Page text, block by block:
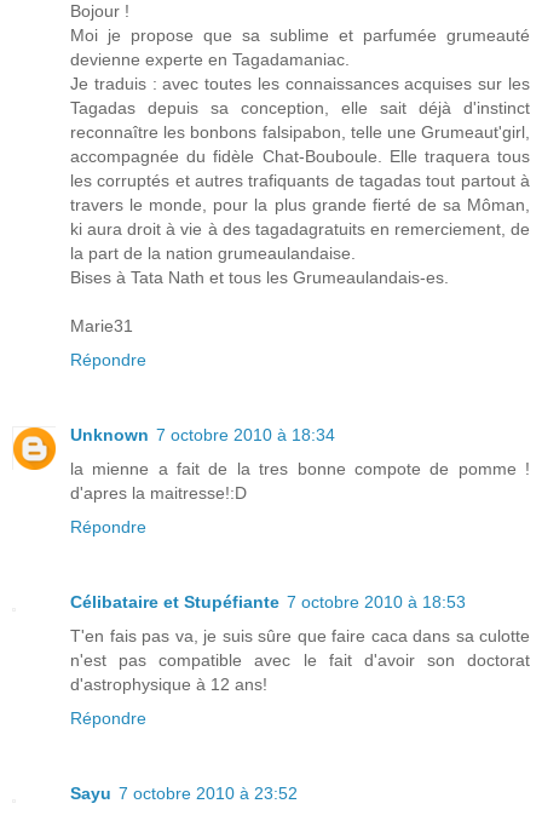
Bojour !
Moi je propose que sa sublime et parfumée grumeauté
devienne experte en Tagadamaniac.
Je traduis : avec toutes les connaissances acquises sur les
Tagadas depuis sa conception, elle sait déjà d'instinct
reconnaître les bonbons falsipabon, telle une Grumeaut'girl,
accompagnée du fidèle Chat-Bouboule. Elle traquera tous
les corruptés et autres trafiquants de tagadas tout partout à
travers le monde, pour la plus grande fierté de sa Môman,
ki aura droit à vie à des tagadagratuits en remerciement, de
la part de la nation grumeaulandaise.
Bises à Tata Nath et tous les Grumeaulandais-es.
Marie31
Répondre
Unknown 7 octobre 2010 à 18:34
la mienne a fait de la tres bonne compote de pomme !
d'apres la maitresse!:D
Répondre
Célibataire et Stupéfiante 7 octobre 2010 à 18:53
T'en fais pas va, je suis sûre que faire caca dans sa culotte
n'est pas compatible avec le fait d'avoir son doctorat
d'astrophysique à 12 ans!
Répondre
Sayu 7 octobre 2010 à 23:52